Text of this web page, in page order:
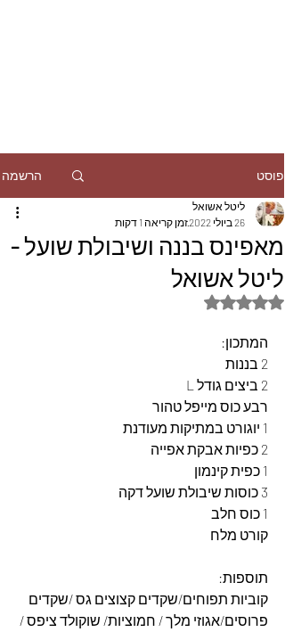
פוסט הרשמה
מאפינס בננה ושיבולת שועל -
ליטל אשואל
ליטל אשואל
26 ביולי 2022
זמן קריאה 1 דקות
דירוג של NaN מתוך 5 כוכבים
המתכון:
2 בננות
2 ביצים גודל L
רבע כוס מייפל טהור
1 יוגורט במתיקות מעודנת
2 כפיות אבקת אפייה
1 כפית קינמון
3 כוסות שיבולת שועל דקה
1 כוס חלב
קורט מלח
תוספות:
קוביות תפוחים/שקדים קצוצים גס /שקדים
פרוסים/אגוזי מלך / חמוציות/ שוקולד ציפס /